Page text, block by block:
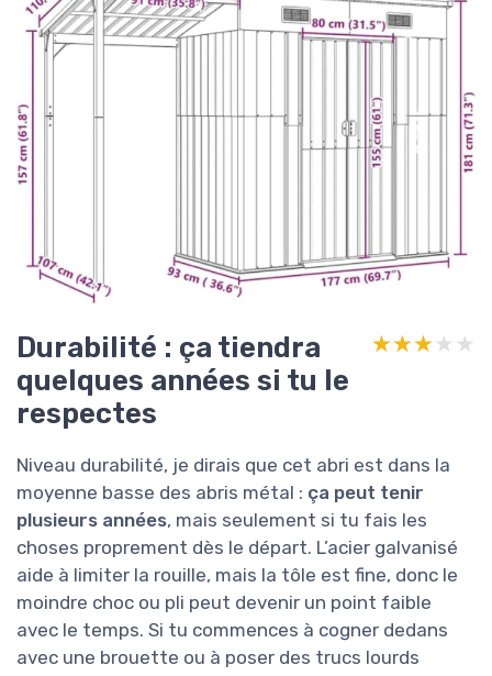
Durabilité : ça tiendra
quelques années si tu le
respectes
★★★★★
★★★★★
Niveau durabilité, je dirais que cet abri est dans la
moyenne basse des abris métal : ça peut tenir
plusieurs années, mais seulement si tu fais les
choses proprement dès le départ. L’acier galvanisé
aide à limiter la rouille, mais la tôle est fine, donc le
moindre choc ou pli peut devenir un point faible
avec le temps. Si tu commences à cogner dedans
avec une brouette ou à poser des trucs lourds